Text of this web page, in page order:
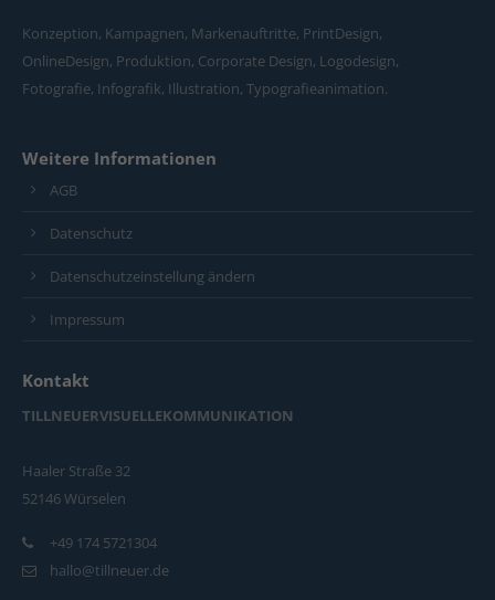
Konzeption, Kampagnen, Markenauftritte, PrintDesign,
OnlineDesign, Produktion, Corporate Design, Logodesign,
Fotografie, Infografik, Illustration, Typografieanimation.
Weitere Informationen
AGB
Datenschutz
Datenschutzeinstellung ändern
Impressum
Kontakt
TILLNEUERVISUELLEKOMMUNIKATION
Haaler Straße 32
52146 Würselen
+49 174 5721304
hallo@tillneuer.de